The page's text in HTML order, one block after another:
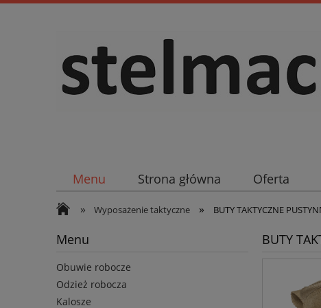
Menu Strona główna Oferta
» Wyposażenie taktyczne » BUTY TAKTYCZNE
Menu
Obuwie robocze
Odzież robocza
Kalosze
BUTY